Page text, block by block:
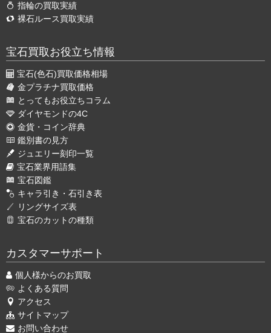
指輪の買取実績
裸石ルース買取実績
宝石買取お役立ち情報
宝石(色石)買取価格相場
金プラチナ買取価格
とってもお役立ちコラム
ダイヤモンドの4C
金貨・コイン辞典
鑑別書の見方
ジュエリー刻印一覧
宝石業界用語集
宝石図鑑
キャラ引き・石引き表
リングサイズ表
宝石のカットの種類
カスタマーサポート
個人様からのお買取
よくある質問
アクセス
サイトマップ
お問い合わせ